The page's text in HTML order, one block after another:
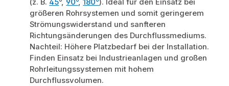
(z. B. 45°, 90°,180°). Ideal für den Einsatz bei
größeren Rohrsystemen und somit geringerem
Strömungswiderstand und sanfteren
Richtungsänderungen des Durchflussmediums.
Nachteil: Höhere Platzbedarf bei der Installation.
Finden Einsatz bei Industrieanlagen und großen
Rohrleitungssystemen mit hohem
Durchflussvolumen.